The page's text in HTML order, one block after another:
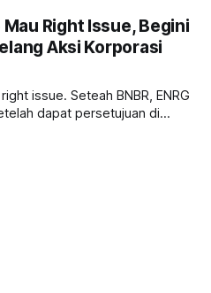
2027. Kira-kira gimana
dilirik sektor ini?
Right Issue, Begini
Aksi Korporasi
issue. Seteah BNBR, ENRG
dapat persetujuan di
right issue